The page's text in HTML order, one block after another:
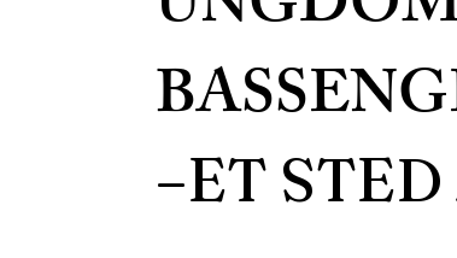
–ET STED